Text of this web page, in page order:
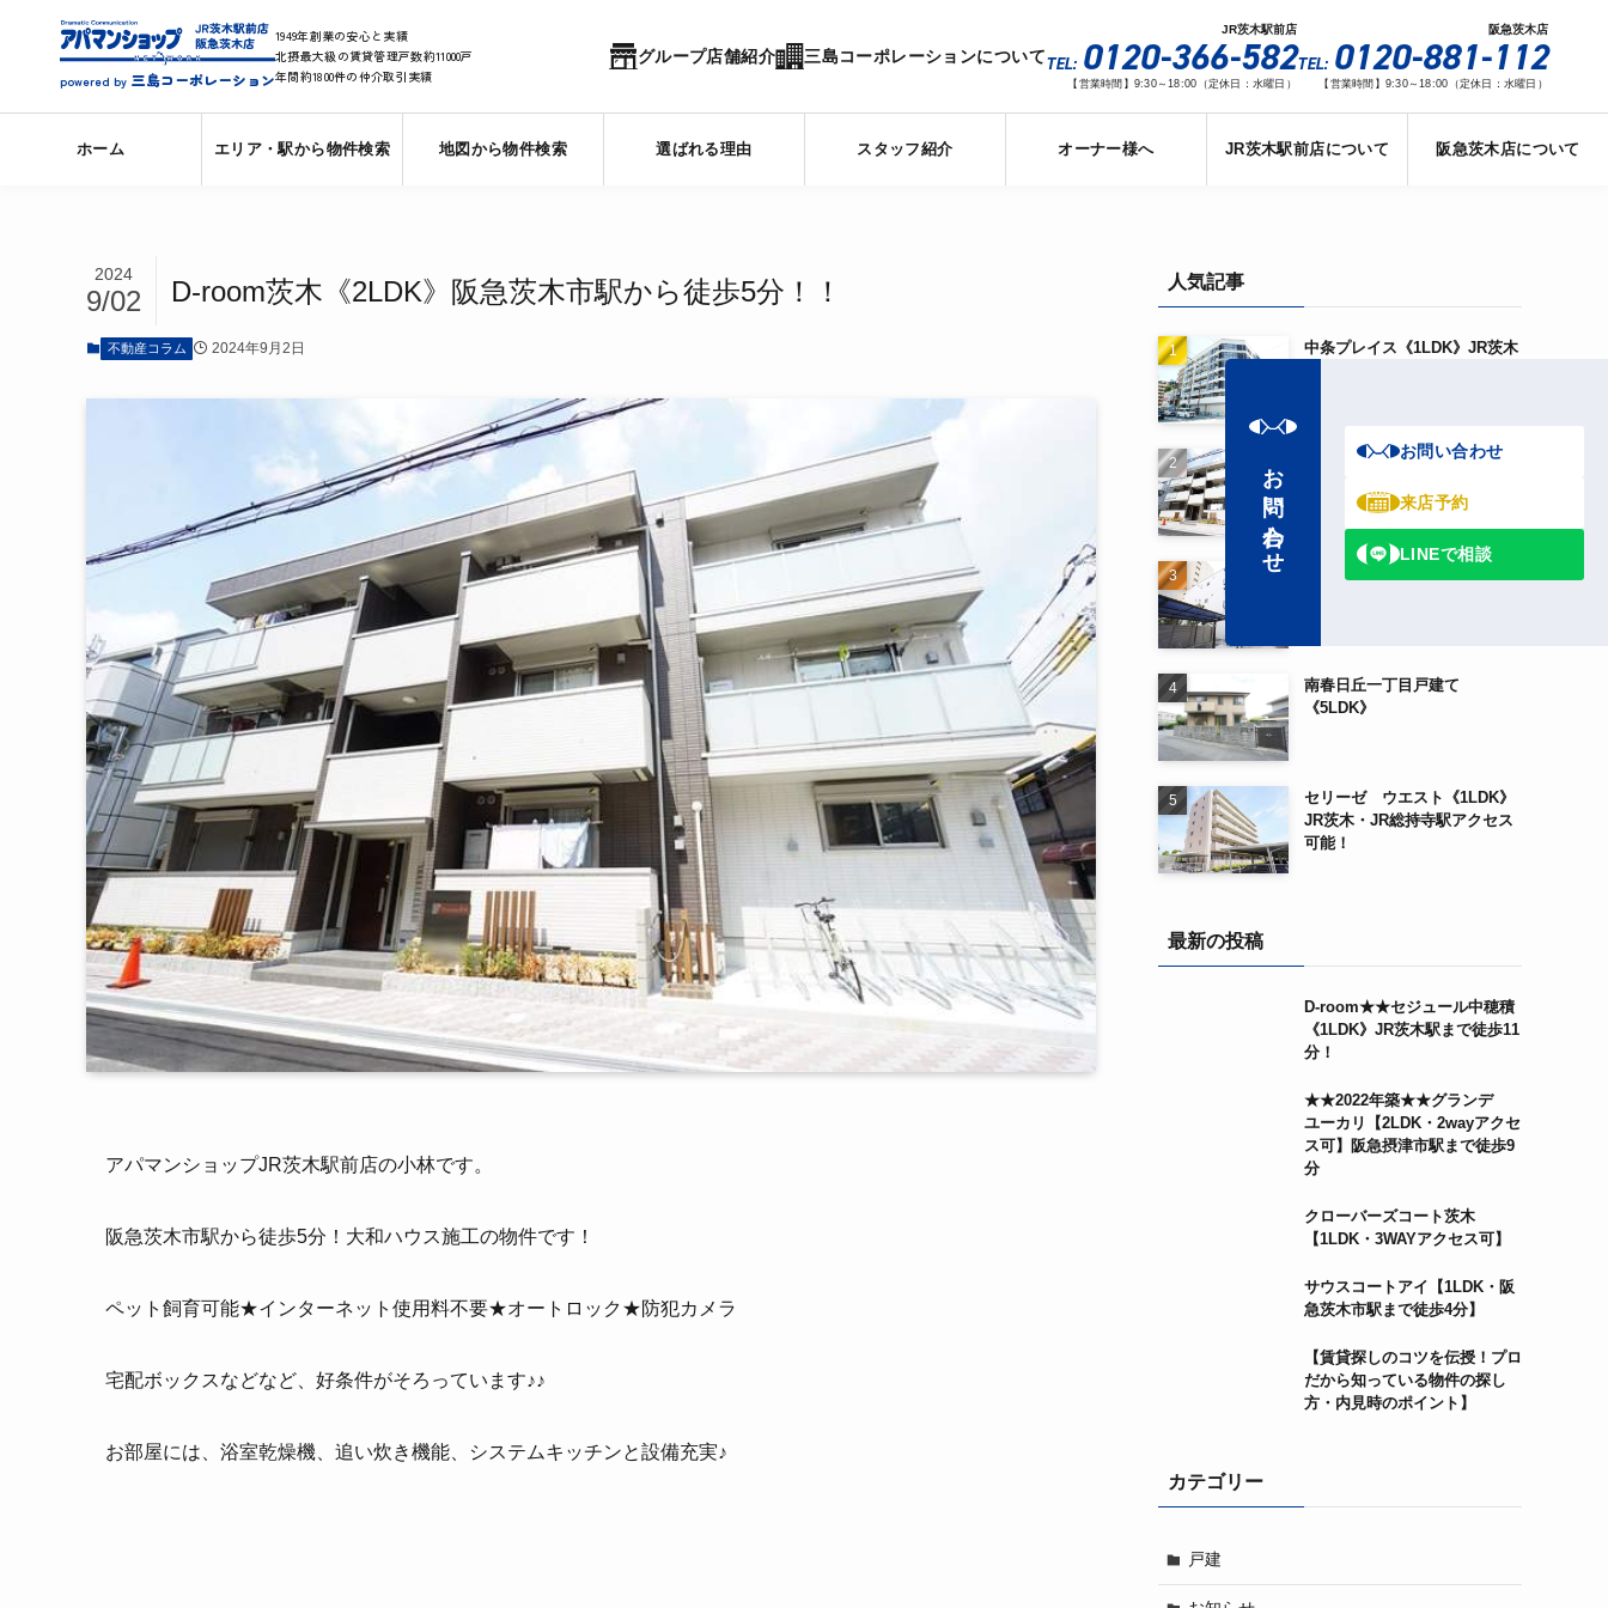
powered by 三島コーポレーション
1949年創業の安心と実績
北摂最大級の賃貸管理戸数約11000戸
年間約1800件の仲介取引実績
グループ店舗紹介 三島コーポレーションについて
JR茨木駅前店
TEL: 0120-366-582
【営業時間】9:30～18:00（定休日：水曜日）
阪急茨木店
TEL: 0120-881-112
【営業時間】9:30～18:00（定休日：水曜日）
ホーム エリア・駅から物件検索 地図から物件検索 選ばれる理由 スタッフ紹介 オーナー様へ JR茨木駅前店について 阪急茨木店について
D-room茨木《2LDK》阪急茨木市駅から徒歩5分！！
2024
9/02
不動産コラム 2024年9月2日
アパマンショップJR茨木駅前店の小林です。
阪急茨木市駅から徒歩5分！大和ハウス施工の物件です！
ペット飼育可能★インターネット使用料不要★オートロック★防犯カメラ
宅配ボックスなどなど、好条件がそろっています♪♪
お部屋には、浴室乾燥機、追い炊き機能、システムキッチンと設備充実♪
人気記事
中条プレイス《1LDK》JR茨木
D-room茨木《2LDK》阪急茨
南春日丘一丁目戸建て
《5LDK》
セリーゼ ウエスト《1LDK》
JR茨木・JR総持寺駅アクセス
可能！
最新の投稿
D-room★★セジュール中穂積
《1LDK》JR茨木駅まで徒歩11
分！
★★2022年築★★グランデ
ユーカリ【2LDK・2wayアクセ
ス可】阪急摂津市駅まで徒歩9
分
クローバーズコート茨木
【1LDK・3WAYアクセス可】
サウスコートアイ【1LDK・阪
急茨木市駅まで徒歩4分】
【賃貸探しのコツを伝授！プロ
だから知っている物件の探し
方・内見時のポイント】
カテゴリー
戸建
お問い合わせ
お問い合わせ
来店予約
LINEで相談